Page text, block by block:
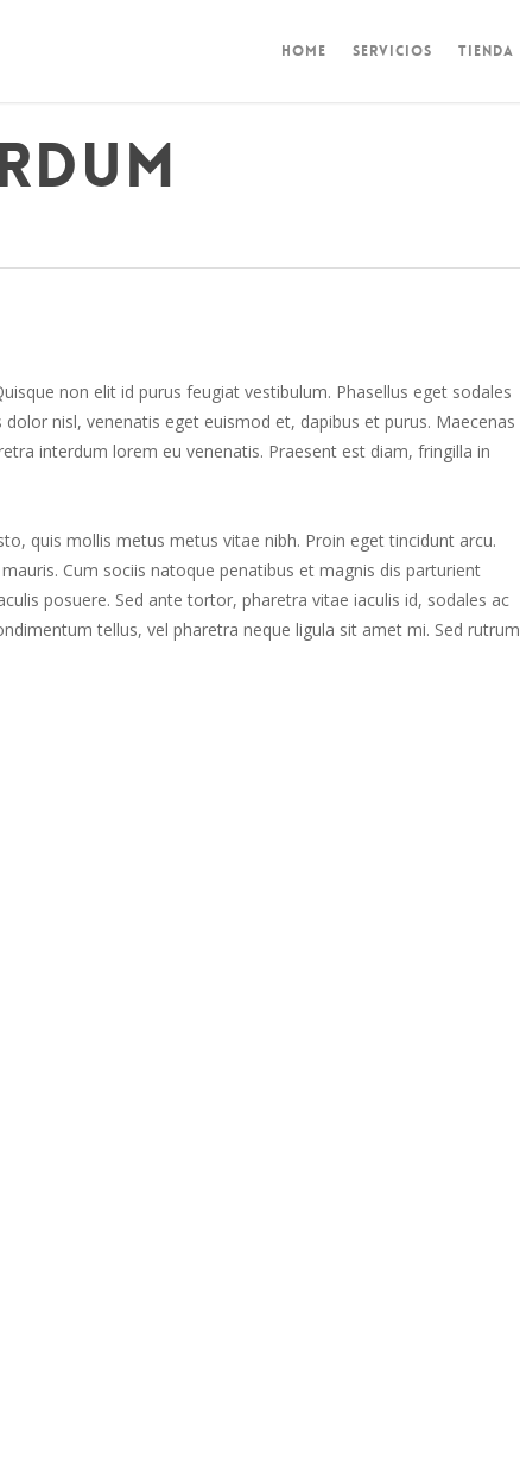
HOME SERVICIOS TIENDA
non elit id purus feugiat vestibulum. Phasellus eget sodales
nisl, venenatis eget euismod et, dapibus et purus. Maecenas
interdum lorem eu venenatis. Praesent est diam, fringilla in
quis mollis metus metus vitae nibh. Proin eget tincidunt arcu.
Cum sociis natoque penatibus et magnis dis parturient
posuere. Sed ante tortor, pharetra vitae iaculis id, sodales ac
tellus, vel pharetra neque ligula sit amet mi. Sed rutrum